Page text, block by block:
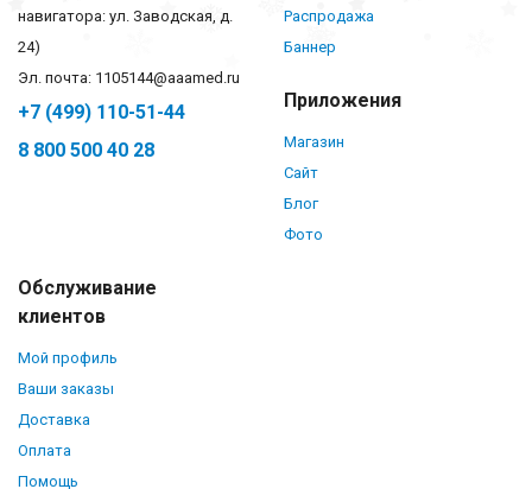
навигатора: ул. Заводская, д.
24)
Эл. почта: 1105144@aaamed.ru
+7 (499) 110-51-44
8 800 500 40 28
Распродажа
Баннер
Приложения
Магазин
Сайт
Блог
Фото
Обслуживание
клиентов
Мой профиль
Ваши заказы
Доставка
Оплата
Помощь